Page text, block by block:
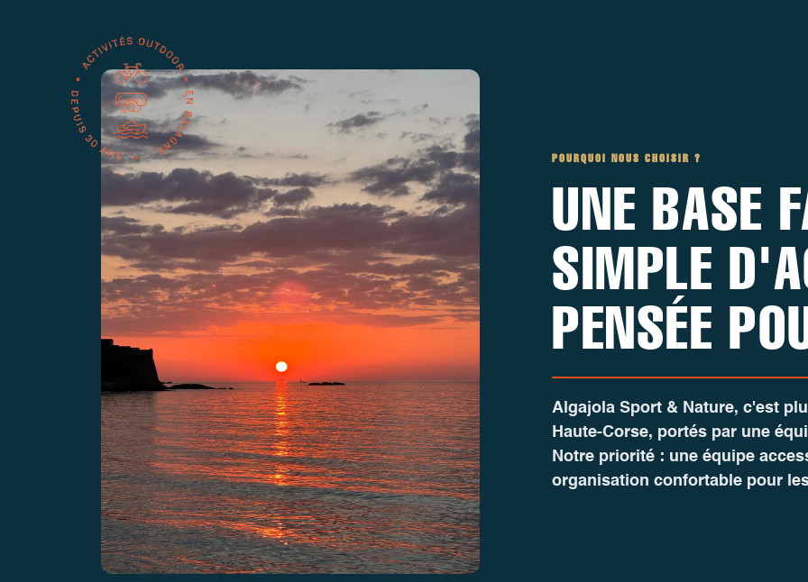
POURQUOI NOUS CHOISIR ?
UNE BASE
SIMPLE
PENSÉE
Algajola Sport & Nature, c'est
Haute-Corse, portés par une
Notre priorité : une équipe
organisation confortable pour